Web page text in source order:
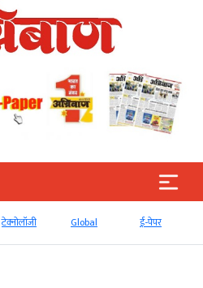
टेक्‍नोलॉजी Global ई-पेपर